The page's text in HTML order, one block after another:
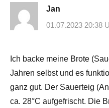
Jan
01.07.2023 20:38
Ich backe meine Brote
Jahren selbst und es
ganz gut. Der Sauerteig
ca. 28°C aufgefrischt. Die